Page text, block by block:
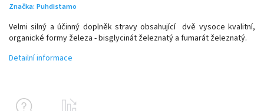
Značka: Puhdistamo
Velmi silný a účinný doplněk stravy obsahující dvě vysoce kvalitní,
organické formy železa - bisglycinát železnatý a fumarát železnatý.
Detailní informace